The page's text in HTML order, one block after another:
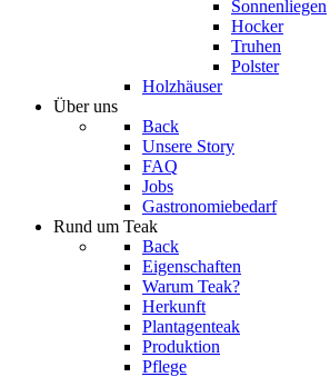
Sonnenliegen
Hocker
Truhen
Polster
Holzhäuser
Über uns
Back
Unsere Story
FAQ
Jobs
Gastronomiebedarf
Rund um Teak
Back
Eigenschaften
Warum Teak?
Herkunft
Plantagenteak
Produktion
Pflege